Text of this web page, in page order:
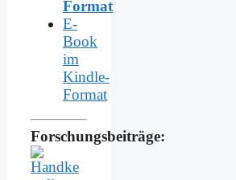
Format
E-
Book
im
Kindle-
Format
Forschungsbeiträge: